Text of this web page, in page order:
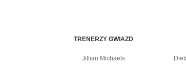
TRENERZY GWIAZD
Jillian Michaels